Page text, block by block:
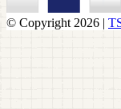
© Copyright 2026 |